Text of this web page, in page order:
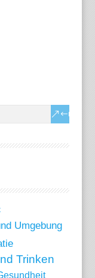
Umgebung
Trinken